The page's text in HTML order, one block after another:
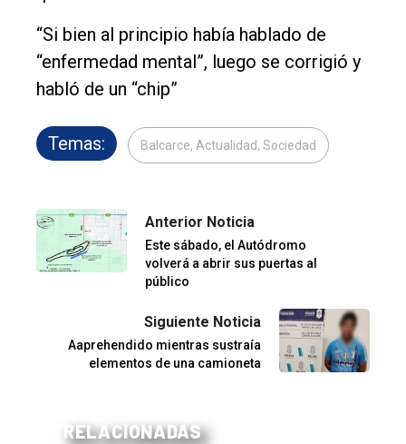
“Si bien al principio había hablado de
“enfermedad mental”, luego se corrigió y
habló de un “chip”
Temas: Balcarce, Actualidad, Sociedad
Anterior Noticia
Este sábado, el Autódromo
volverá a abrir sus puertas al
público
Siguiente Noticia
Aaprehendido mientras sustraía
elementos de una camioneta
RELACIONADAS